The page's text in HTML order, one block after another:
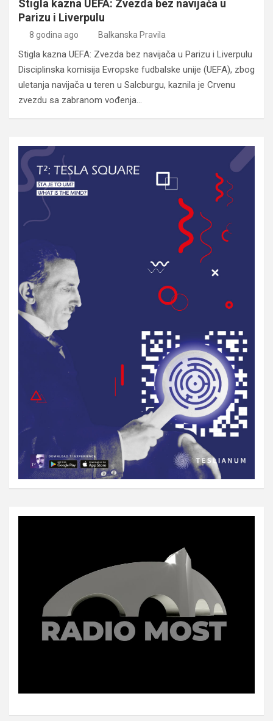
Stigla kazna UEFA: Zvezda bez navijača u
Parizu i Liverpulu
8 godina ago Balkanska Pravila
Stigla kazna UEFA: Zvezda bez navijača u Parizu i Liverpulu
Disciplinska komisija Evropske fudbalske unije (UEFA), zbog
uletanja navijača u teren u Salcburgu, kaznila je Crvenu
zvezdu sa zabranom vođenja…